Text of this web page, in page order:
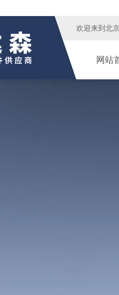
欢迎来到 北
网站